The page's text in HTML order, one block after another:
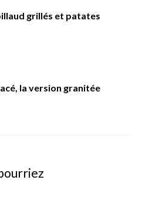
grillés et patates
la version granitée